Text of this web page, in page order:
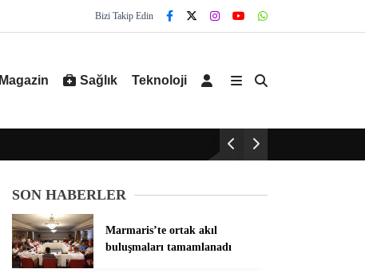
Bizi Takip Edin
Magazin Sağlık Teknoloji
SON HABERLER
Marmaris’te ortak akıl
buluşmaları tamamlanadı